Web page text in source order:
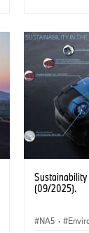
Sustainability
(09/2025).
NA5 ·